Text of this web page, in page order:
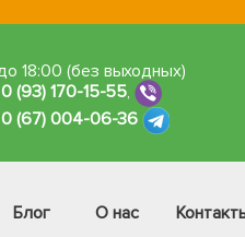
18:00 (без выходных)
0 (93) 170-15-55,
0 (67) 004-06-36
Блог О нас